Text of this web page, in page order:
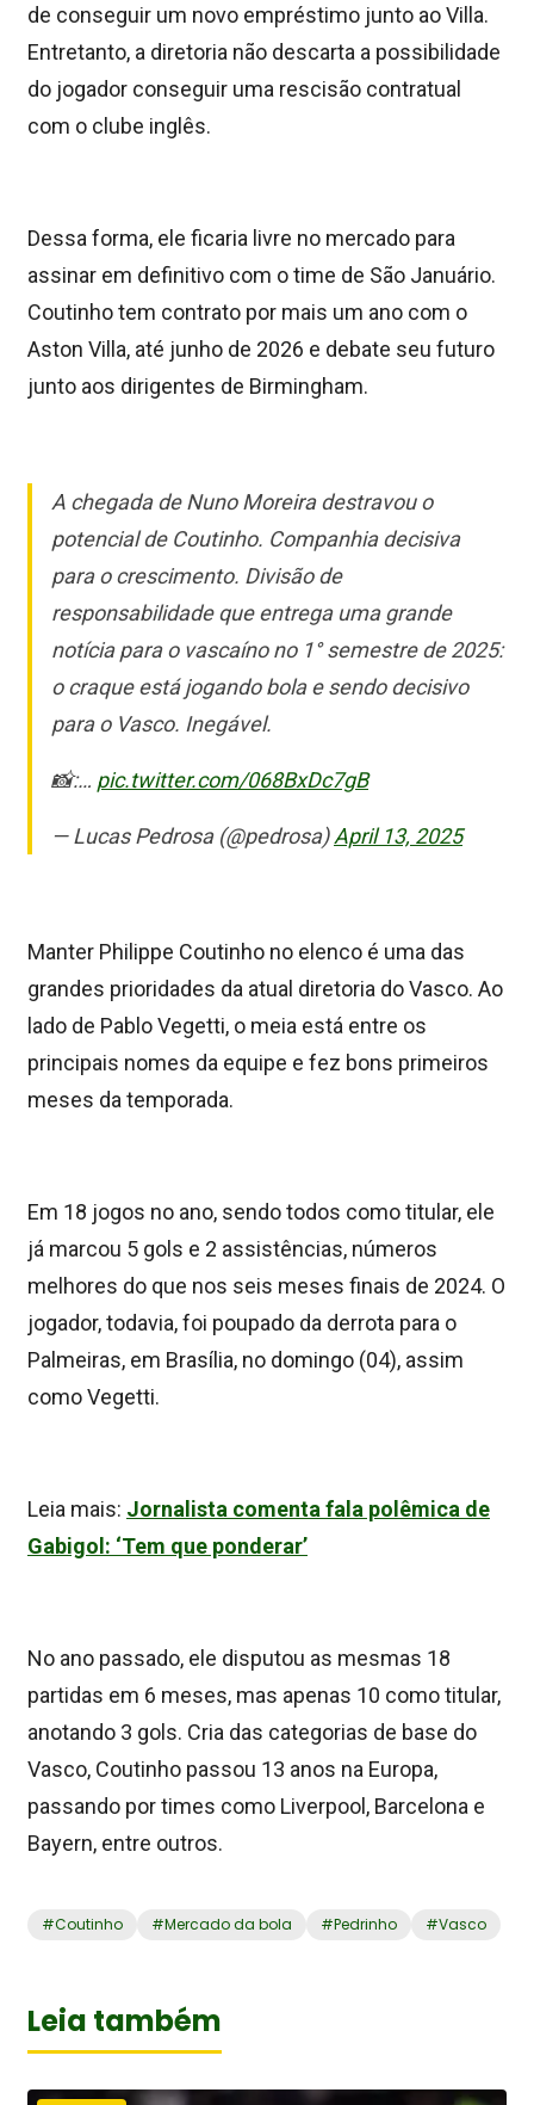
de conseguir um novo empréstimo junto ao Villa.
Entretanto, a diretoria não descarta a possibilidade
do jogador conseguir uma rescisão contratual
com o clube inglês.
Dessa forma, ele ficaria livre no mercado para
assinar em definitivo com o time de São Januário.
Coutinho tem contrato por mais um ano com o
Aston Villa, até junho de 2026 e debate seu futuro
junto aos dirigentes de Birmingham.
A chegada de Nuno Moreira destravou o
potencial de Coutinho. Companhia decisiva
para o crescimento. Divisão de
responsabilidade que entrega uma grande
notícia para o vascaíno no 1° semestre de 2025:
o craque está jogando bola e sendo decisivo
para o Vasco. Inegável.
📸:… pic.twitter.com/068BxDc7gB
— Lucas Pedrosa (@pedrosa)April 13, 2025
Manter Philippe Coutinho no elenco é uma das
grandes prioridades da atual diretoria do Vasco. Ao
lado de Pablo Vegetti, o meia está entre os
principais nomes da equipe e fez bons primeiros
meses da temporada.
Em 18 jogos no ano, sendo todos como titular, ele
já marcou 5 gols e 2 assistências, números
melhores do que nos seis meses finais de 2024. O
jogador, todavia, foi poupado da derrota para o
Palmeiras, em Brasília, no domingo (04), assim
como Vegetti.
Leia mais: Jornalista comenta fala polêmica de
Gabigol: ‘Tem que ponderar’
No ano passado, ele disputou as mesmas 18
partidas em 6 meses, mas apenas 10 como titular,
anotando 3 gols. Cria das categorias de base do
Vasco, Coutinho passou 13 anos na Europa,
passando por times como Liverpool, Barcelona e
Bayern, entre outros.
#Coutinho #Mercado da bola #Pedrinho #Vasco
Leia também